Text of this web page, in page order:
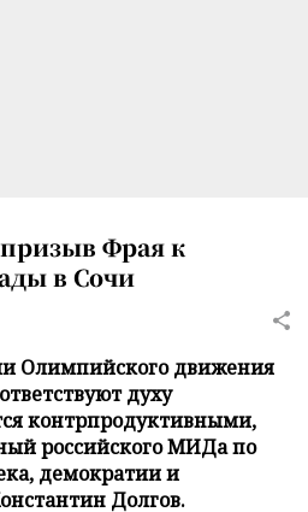
Фрая к
в Сочи
Олимпийского движения
духу
контрпродуктивными,
российского МИДа по
демократии и
Долгов.